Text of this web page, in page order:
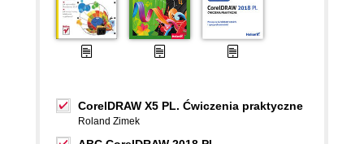
CorelDRAW X5 PL. Ćwiczenia praktyczne
Roland Zimek